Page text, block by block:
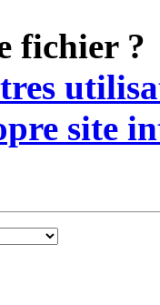
fichier ?
site